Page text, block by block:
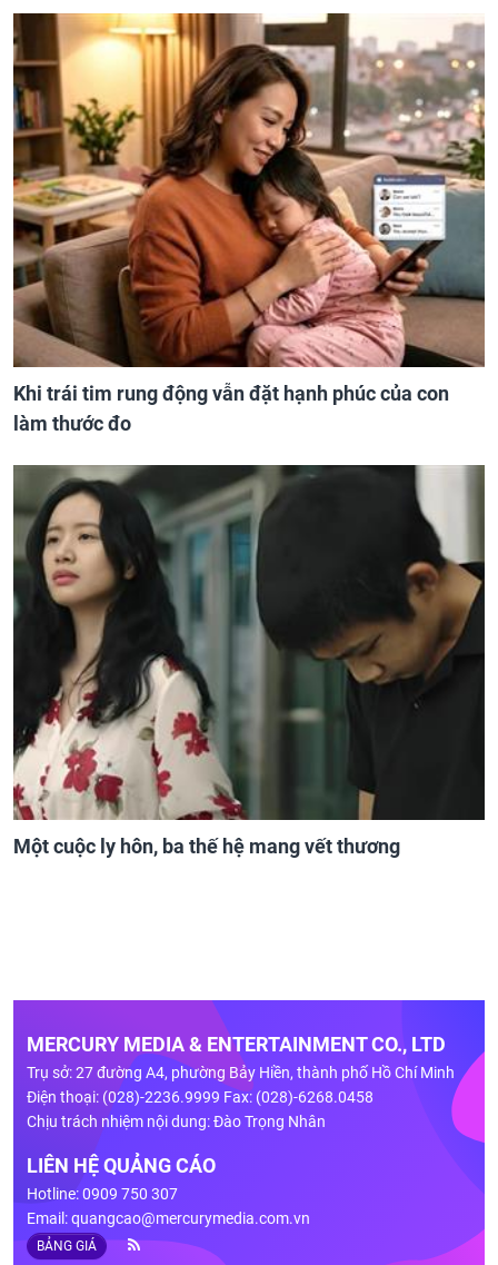
Khi trái tim rung động vẫn đặt hạnh phúc của con
làm thước đo
Một cuộc ly hôn, ba thế hệ mang vết thương
MERCURY MEDIA & ENTERTAINMENT CO., LTD
Trụ sở: 27 đường A4, phường Bảy Hiền, thành phố Hồ Chí Minh
Điện thoại: (028)-2236.9999 Fax: (028)-6268.0458
Chịu trách nhiệm nội dung: Đào Trọng Nhân
LIÊN HỆ QUẢNG CÁO
Hotline: 0909 750 307
Email:quangcao@mercurymedia.com.vn
BẢNG GIÁ